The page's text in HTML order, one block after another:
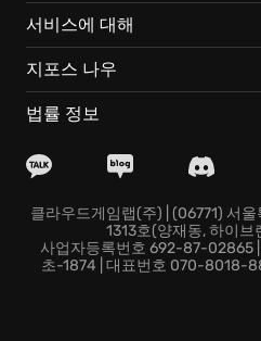
손으로 그린 듯 섬세한 고딕풍
혹적인 분위기를 자아냅니다.
성공과 실패, 모든 순간이 드
션은 깊은 몰입감을 선사합니다.
명 이상의 영웅들이 당신의 부
스를 해소하고 마음의 상처를
가문을 옭아매는 심연의 공포,
을 되찾을 수 있을까요? 지금
서비스에 대해
지포스 나우
법률 정보
클라우드게임랩(주) | (06771) 서
1313호(양재동, 하이브
사업자등록번호 692-87-02865
초-1874 | 대표번호 070-8018-